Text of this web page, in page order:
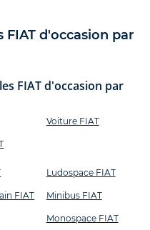
FIAT d'occasion par
FIAT d'occasion par
Voiture FIAT
FIAT
Ludospace FIAT
Minibus FIAT
Monospace FIAT